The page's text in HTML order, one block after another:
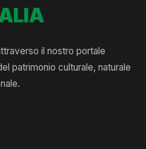
il nostro portale
patrimonio culturale, naturale